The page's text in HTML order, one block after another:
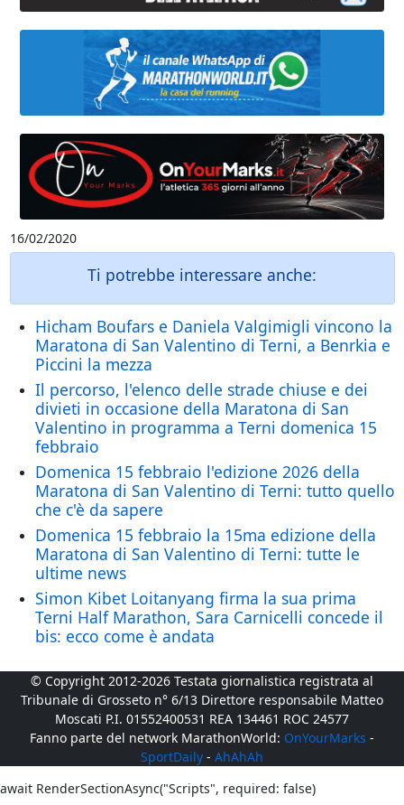
16/02/2020
Ti potrebbe interessare anche:
Hicham Boufars e Daniela Valgimigli vincono la
Maratona di San Valentino di Terni, a Benrkia e
Piccini la mezza
Il percorso, l'elenco delle strade chiuse e dei
divieti in occasione della Maratona di San
Valentino in programma a Terni domenica 15
febbraio
Domenica 15 febbraio l'edizione 2026 della
Maratona di San Valentino di Terni: tutto quello
che c'è da sapere
Domenica 15 febbraio la 15ma edizione della
Maratona di San Valentino di Terni: tutte le
ultime news
Simon Kibet Loitanyang firma la sua prima
Terni Half Marathon, Sara Carnicelli concede il
bis: ecco come è andata
© Copyright 2012-2026 Testata giornalistica registrata al
Tribunale di Grosseto n° 6/13 Direttore responsabile Matteo
Moscati P.I. 01552400531 REA 134461 ROC 24577
Fanno parte del network MarathonWorld: OnYourMarks -
SportDaily - AhAhAh
await RenderSectionAsync("Scripts", required: false)